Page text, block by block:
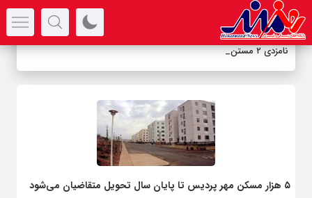
نامزدی ۲ مستند _
۵ هزار مسکن مهر پردیس تا پایان سال تحویل متقاضیان می‌شود